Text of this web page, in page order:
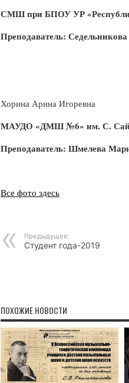
СМШ при БПОУ УР
Преподаватель:
Хорина Арина Игоревна
МАУДО «ДМШ №6» им. С.
Преподаватель: Шмелева
Все фото здесь
Предыдущее:
Студент года-2019
ПОХОЖИЕ НОВОСТИ